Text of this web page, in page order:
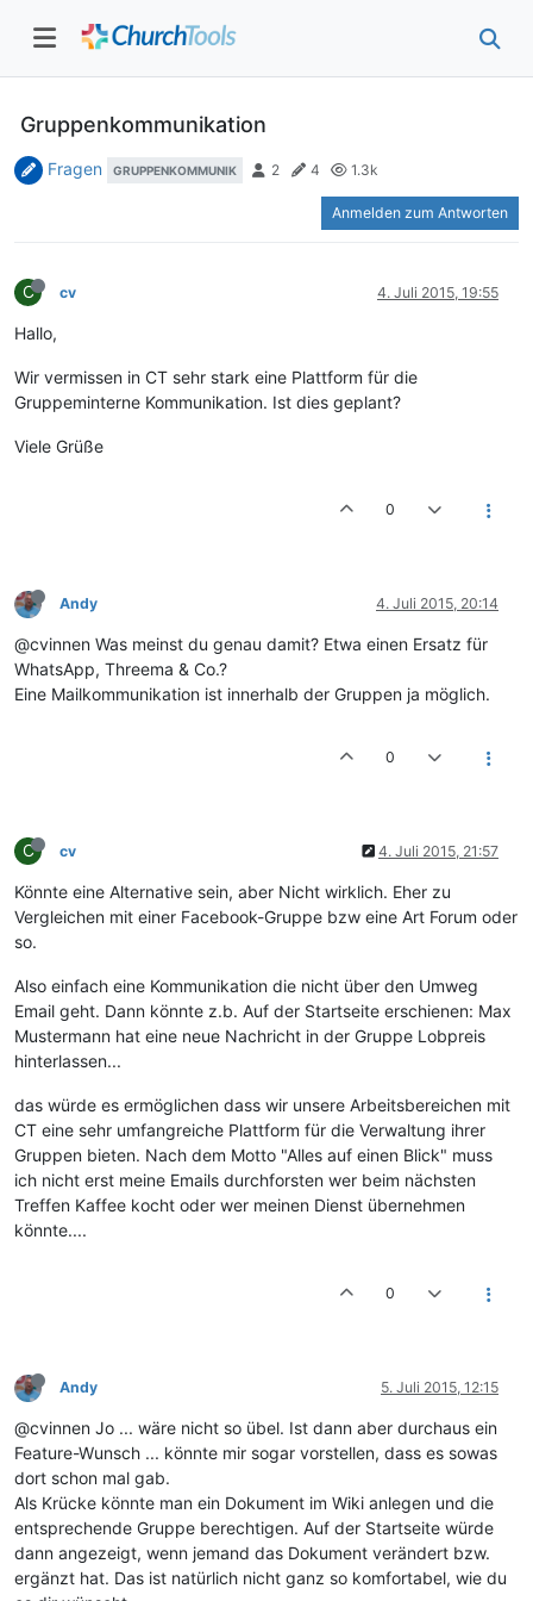
Gruppenkommunikation
Fragen GRUPPENKOMMUNIK 2 4 1.3k
Anmelden zum Antworten
C cv 4. Juli 2015, 19:55
Hallo,
Wir vermissen in CT sehr stark eine Plattform für die
Gruppeminterne Kommunikation. Ist dies geplant?
Viele Grüße
0
Andy 4. Juli 2015, 20:14
@cvinnen Was meinst du genau damit? Etwa einen Ersatz für
WhatsApp, Threema & Co.?
Eine Mailkommunikation ist innerhalb der Gruppen ja möglich.
0
C cv 4. Juli 2015, 21:57
Könnte eine Alternative sein, aber Nicht wirklich. Eher zu
Vergleichen mit einer Facebook-Gruppe bzw eine Art Forum oder
so.
Also einfach eine Kommunikation die nicht über den Umweg
Email geht. Dann könnte z.b. Auf der Startseite erschienen: Max
Mustermann hat eine neue Nachricht in der Gruppe Lobpreis
hinterlassen...
das würde es ermöglichen dass wir unsere Arbeitsbereichen mit
CT eine sehr umfangreiche Plattform für die Verwaltung ihrer
Gruppen bieten. Nach dem Motto "Alles auf einen Blick" muss
ich nicht erst meine Emails durchforsten wer beim nächsten
Treffen Kaffee kocht oder wer meinen Dienst übernehmen
könnte....
0
Andy 5. Juli 2015, 12:15
@cvinnen Jo ... wäre nicht so übel. Ist dann aber durchaus ein
Feature-Wunsch ... könnte mir sogar vorstellen, dass es sowas
dort schon mal gab.
Als Krücke könnte man ein Dokument im Wiki anlegen und die
entsprechende Gruppe berechtigen. Auf der Startseite würde
dann angezeigt, wenn jemand das Dokument verändert bzw.
ergänzt hat. Das ist natürlich nicht ganz so komfortabel, wie du